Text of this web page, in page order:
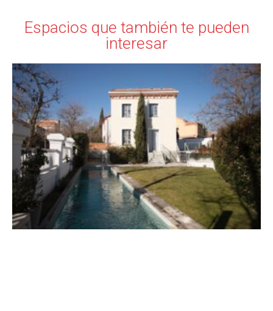
Espacios que también te pueden
interesar